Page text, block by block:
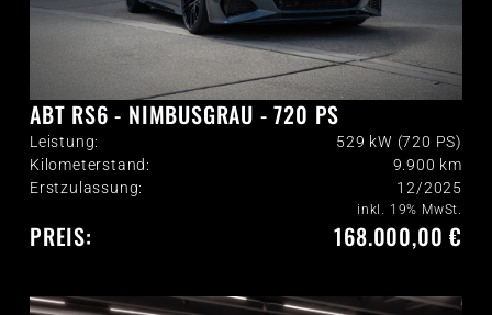
ABT RS6 - NIMBUSGRAU - 720 PS
Leistung:
529 kW (720 PS)
Kilometerstand:
9.900 km
Erstzulassung:
12/2025
PREIS:
inkl. 19% MwSt.
168.000,00 €